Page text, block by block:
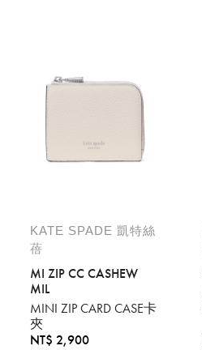
KATE SPADE 凱特絲
蓓
MI ZIP CC CASHEW
MIL
MINI ZIP CARD CASE卡
夾
NT$ 2,900